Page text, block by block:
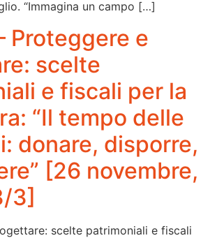
“Immagina un campo […]
Proteggere e
scelte
e fiscali per la
“Il tempo delle
donare, disporre,
[26 novembre,
3]
scelte patrimoniali e fiscali